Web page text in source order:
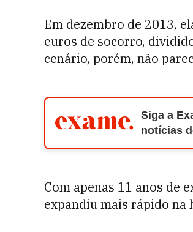
Em dezembro de 2013,
euros de socorro,
cenário, porém, não
Siga a
notícias
Com apenas 11 anos de
expandiu mais rápido na